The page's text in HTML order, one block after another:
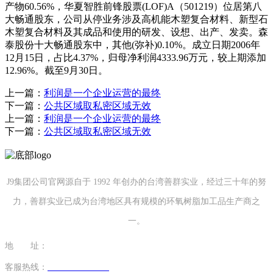
产物60.56%，华夏智胜前锋股票(LOF)A（501219）位居第八
大畅通股东，公司从停业务涉及高机能木塑复合材料、新型石
木塑复合材料及其成品和使用的研发、设想、出产、发卖。森
泰股份十大畅通股东中，其他(弥补)0.10%。成立日期2006年
12月15日，占比4.37%，归母净利润4333.96万元，较上期添加
12.96%。截至9月30日。
上一篇： 利润是一个企业运营的最终
下一篇： 公共区域取私密区域无效
上一篇： 利润是一个企业运营的最终
下一篇： 公共区域取私密区域无效
J9集团公司官网源自于 1992 年创办的台湾善群实业，经过三十年的努
力，善群实业已成为台湾地区具有规模的环氧树脂加工品生产商之
一。
地 址：
客服热线：